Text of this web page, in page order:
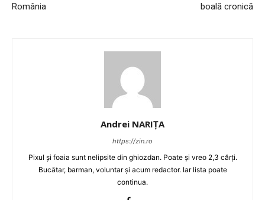
România
boală cronică
Andrei NARIȚA
https://zin.ro
Pixul și foaia sunt nelipsite din ghiozdan. Poate și vreo 2,3 cărți.
Bucătar, barman, voluntar și acum redactor. Iar lista poate
continua.